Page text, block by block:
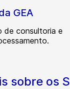
GEA
de consultoria e
sobre os